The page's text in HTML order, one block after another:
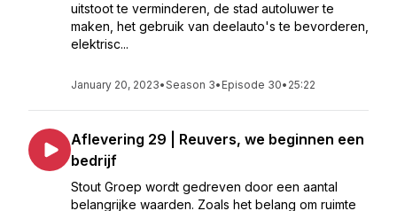
uitstoot te verminderen, de stad autoluwer te
maken, het gebruik van deelauto's te bevorderen,
elektrisc...
January 20, 2023•Season 3• Episode 30• 25:22
Aflevering 29 | Reuvers, we beginnen een
bedrijf
Stout Groep wordt gedreven door een aantal
belangrijke waarden. Zoals het belang om ruimte